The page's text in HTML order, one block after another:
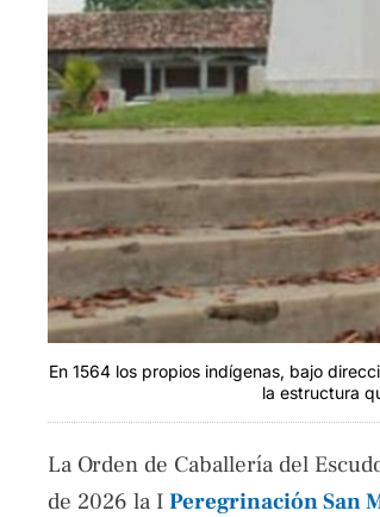
En 1564 los propios indígenas, bajo
la estructura
La Orden de Caballería del
de 2026 la I Peregrinación San